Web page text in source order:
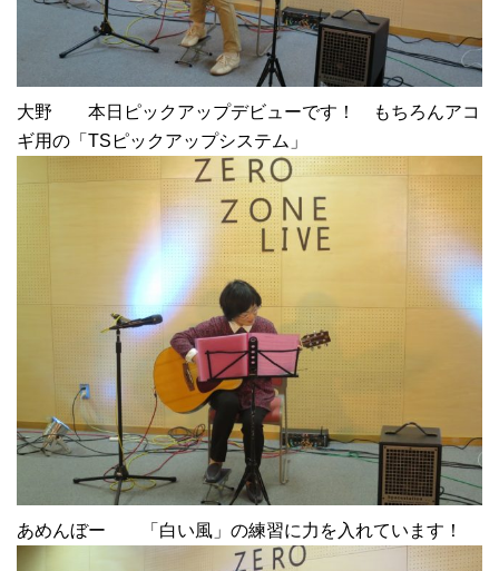
大野 本日ピックアップデビューです！ もちろんアコ
ギ用の「TSピックアップシステム」
あめんぼー 「白い風」の練習に力を入れています！